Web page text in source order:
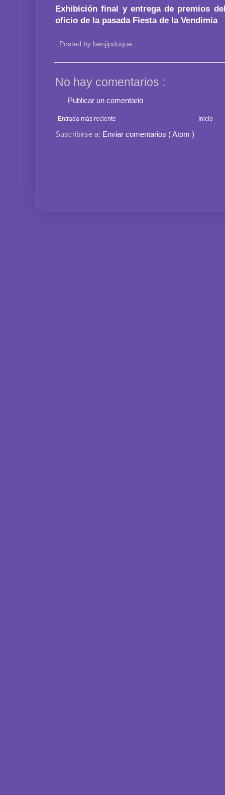
Exhibición final y entrega de premios
oficio de la pasada Fiesta de la Vendimia
Posted by benjipduque
No hay comentarios :
Publicar un comentario
Entrada más reciente Inicio
Suscribirse a: Enviar comentarios ( Atom )